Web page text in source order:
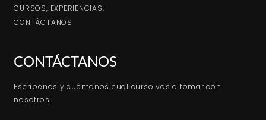
CURSOS, EXPERIENCIAS:
CONTÁCTANOS
CONTÁCTANOS
Escríbenos y cuéntanos cual curso vas a tomar con
nosotros.